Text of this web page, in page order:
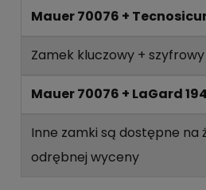
Mauer 70076 +
Zamek kluczowy +
Mauer 70076 + LaGard
Inne zamki są dostępne na
odrębnej wyceny